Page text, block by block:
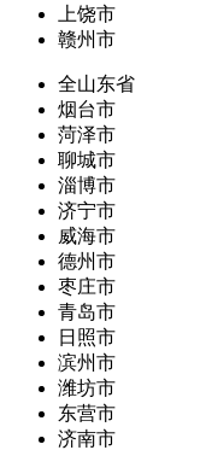
上饶市
赣州市
全山东省
烟台市
菏泽市
聊城市
淄博市
济宁市
威海市
德州市
枣庄市
青岛市
日照市
滨州市
潍坊市
东营市
济南市